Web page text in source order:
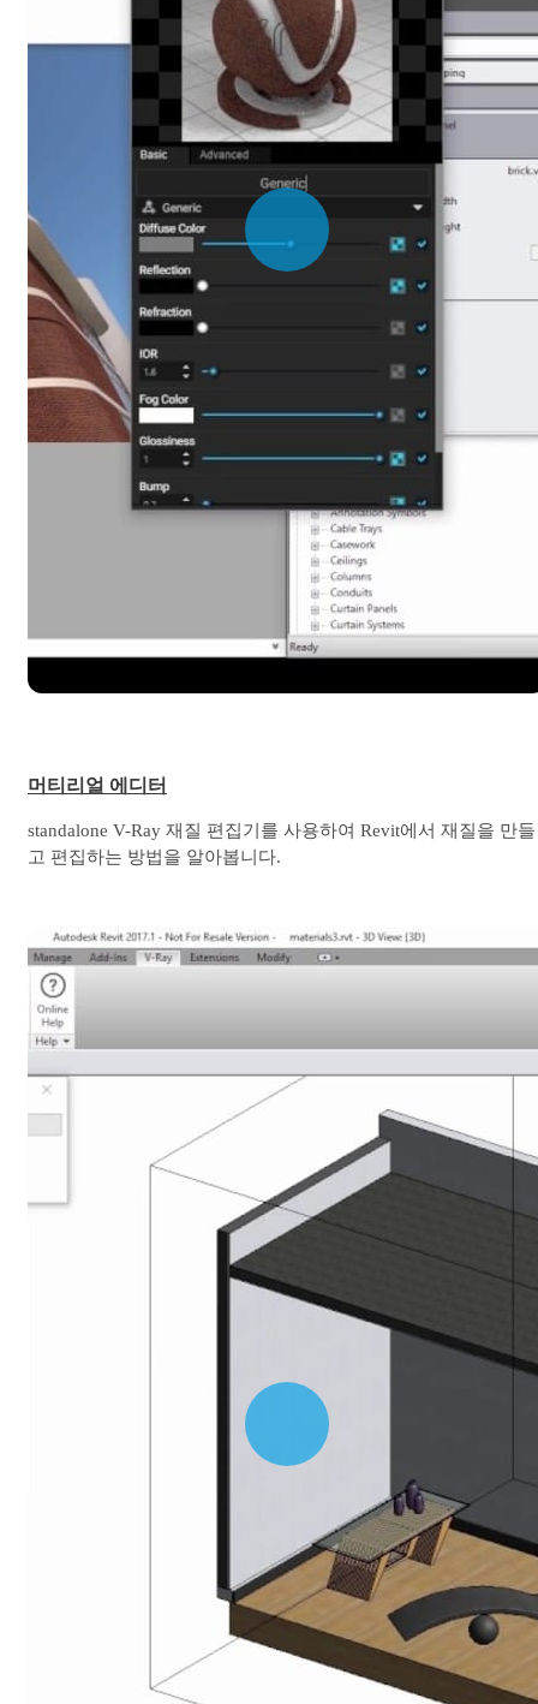
머티리얼 에디터
standalone V-Ray 재질 편집기를 사용하여 Revit에서 재질을 만들
고 편집하는 방법을 알아봅니다.